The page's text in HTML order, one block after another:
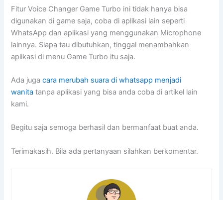
Fitur Voice Changer Game Turbo ini tidak hanya bisa
digunakan di game saja, coba di aplikasi lain seperti
WhatsApp dan aplikasi yang menggunakan Microphone
lainnya. Siapa tau dibutuhkan, tinggal menambahkan
aplikasi di menu Game Turbo itu saja.
Ada jugacara merubah suara di whatsapp menjadi
wanita tanpa aplikasi yang bisa anda coba di artikel lain
kami.
Begitu saja semoga berhasil dan bermanfaat buat anda.
Terimakasih. Bila ada pertanyaan silahkan berkomentar.